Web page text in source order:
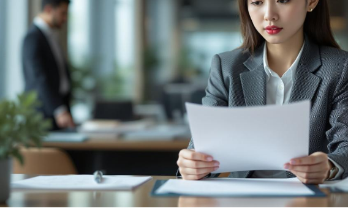
178
5小时前
2025年最大的瓜来了！赶紧转发收藏，这个帖子活不过24小时就要被删！
佛系追星族6小时前
明星也是人，有私生活很正常。只要不违法乱纪，恋爱自由吧。
1234 345